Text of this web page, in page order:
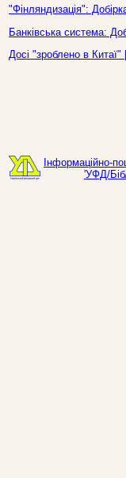
"Фінляндизація":
Банківська система:
Досі "зроблено в
Інформаційно-
'УФД/